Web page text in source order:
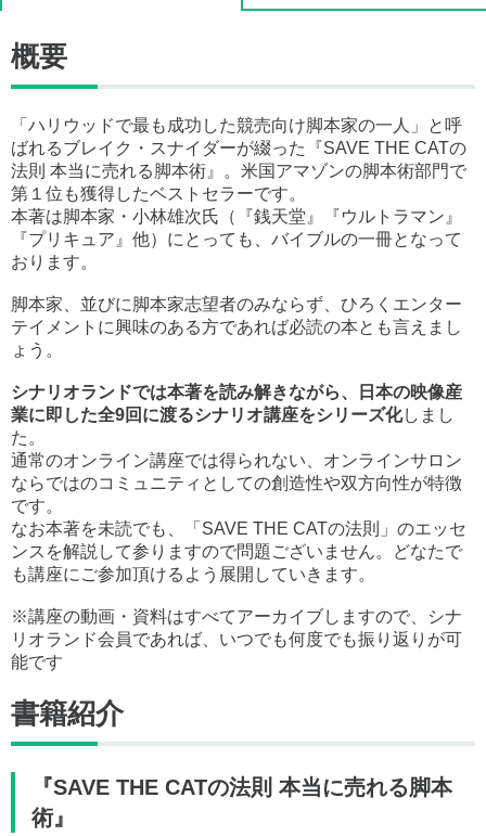
概要
「ハリウッドで最も成功した競売向け脚本家の一人」と呼
ばれるブレイク・スナイダーが綴った『SAVE THE CATの
法則 本当に売れる脚本術』。米国アマゾンの脚本術部門で
第１位も獲得したベストセラーです。
本著は脚本家・小林雄次氏（『銭天堂』『ウルトラマン』
『プリキュア』他）にとっても、バイブルの一冊となって
おります。
脚本家、並びに脚本家志望者のみならず、ひろくエンター
テイメントに興味のある方であれば必読の本とも言えまし
ょう。
シナリオランドでは本著を読み解きながら、日本の映像産
業に即した全9回に渡るシナリオ講座をシリーズ化しまし
た。
通常のオンライン講座では得られない、オンラインサロン
ならではのコミュニティとしての創造性や双方向性が特徴
です。
なお本著を未読でも、「SAVE THE CATの法則」のエッセ
ンスを解説して参りますので問題ございません。どなたで
も講座にご参加頂けるよう展開していきます。
※講座の動画・資料はすべてアーカイブしますので、シナ
リオランド会員であれば、いつでも何度でも振り返りが可
能です
書籍紹介
『SAVE THE CATの法則 本当に売れる脚本
術』